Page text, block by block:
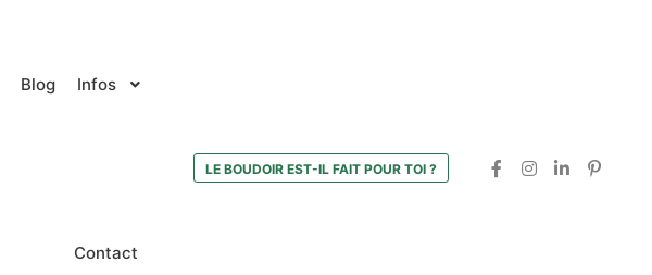
Blog Infos
Contact
LE BOUDOIR EST-IL FAIT POUR TOI ?